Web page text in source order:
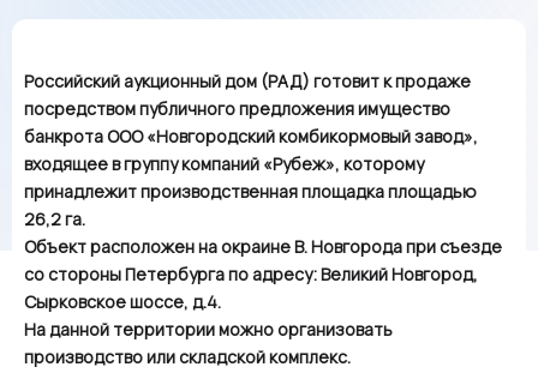
Российский аукционный дом (РАД) готовит к продаже
посредством публичного предложения имущество
банкрота ООО «Новгородский комбикормовый завод»,
входящее в группу компаний «Рубеж», которому
принадлежит производственная площадка площадью
26,2 га.
Объект расположен на окраине В. Новгорода при съезде
со стороны Петербурга по адресу: Великий Новгород,
Сырковское шоссе, д.4.
На данной территории можно организовать
производство или складской комплекс.